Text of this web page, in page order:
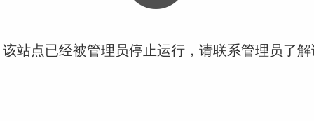
站点已经被管理员停止运行，请联系管理员了